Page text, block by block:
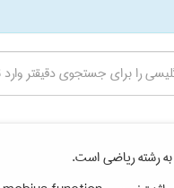
رشتهرياضیاست.